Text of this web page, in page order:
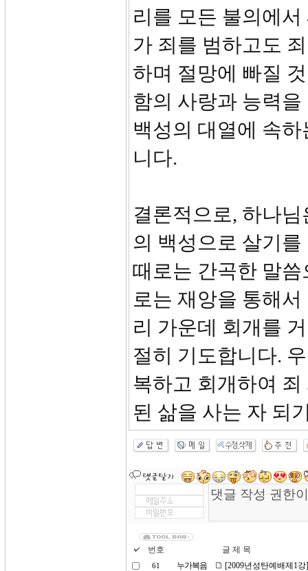
리를 모든 불의에
가 죄를 범하고도
하며 절망에 빠질
함의 사랑과 능력
백성의 대열에 속
니다.
결론적으로, 하나
의 백성으로 살기
때로는 간곡한 말
로는 재앙을 통해
리 가운데 회개를
절히 기도합니다.
복하고 회개하여
된 삶을 사는 자 되
번호 글 제 목
61 누가복음 [2009년성탄예배제1